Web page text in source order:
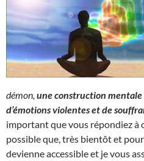
démon, une construction mentale
d’émotions violentes et de
important que vous répondiez à
possible que, très bientôt et
devienne accessible et je vous